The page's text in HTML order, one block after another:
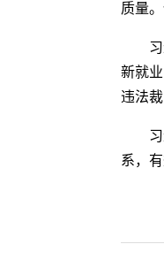
质量
新就
违法裁
系，